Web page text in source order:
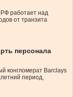
РФ работает над
от транзита
персонала
конгломерат Barclays
период,